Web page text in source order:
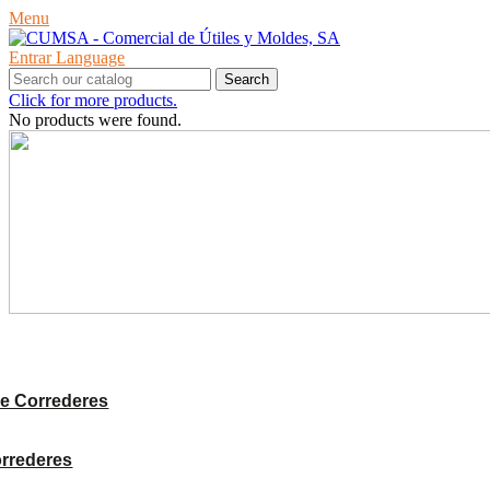
Menu
Entrar Language
Search
Click for more products.
No products were found.
Correderes